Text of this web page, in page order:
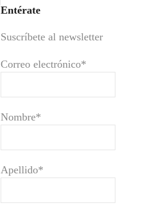
Entérate
Suscríbete al newsletter
Correo electrónico*
Nombre*
Apellido*